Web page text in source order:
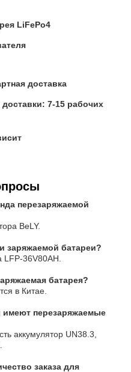
LiFePo4
доставка
7-15 рабочих
перезаряжаемой
BeLY.
заряжаемой батареи?
36V80AH.
батарея?
в Китае.
имеют перезаряжаемые
аккумулятор UN38.3,
заказа для